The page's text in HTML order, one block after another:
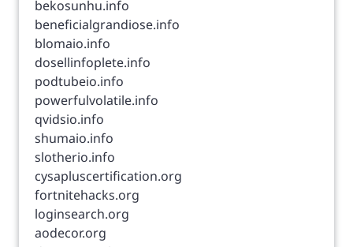
bekosunhu.info
beneficialgrandiose.info
blomaio.info
dosellinfoplete.info
podtubeio.info
powerfulvolatile.info
qvidsio.info
shumaio.info
slotherio.info
cysapluscertification.org
fortnitehacks.org
loginsearch.org
aodecor.org